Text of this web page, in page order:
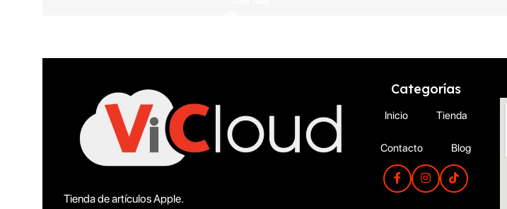
Tienda de artículos Apple.
Categorías
Inicio Tienda
Contacto Blog